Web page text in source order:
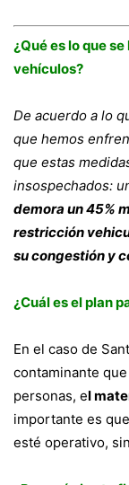
¿Qué es lo que
vehículos?
De acuerdo a lo
que hemos
que estas
insospechados:
demora un 45%
restricción
su congestión y
¿Cuál es el plan
En el caso de
contaminante
personas, el
importante es
esté operativo,